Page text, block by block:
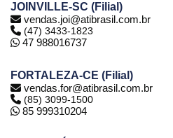
JOINVILLE-SC (Filial)
vendas.joi@atibrasil.com.br
(47) 3433-1823
47 988016737
FORTALEZA-CE (Filial)
vendas.for@atibrasil.com.br
(85) 3099-1500
85 999310204